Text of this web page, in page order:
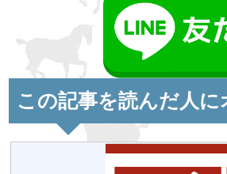
この記事を読んだ人